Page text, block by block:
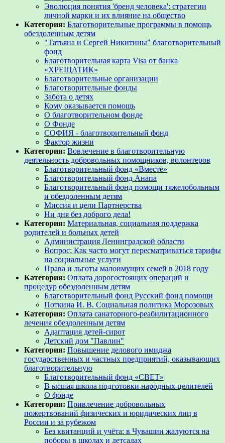
Эволюция понятия 'бренд человека': стратегии
личной марки и их влияние на общество
Категория: Благотворительные программы в помощь
обездоленным детям
"Татьяна и Сергей Никитины" благотворительный
фонд
Благотворительная карта Visa от банка
«ХРЕЩАТИК»
Благотворительные организации
Благотворительные фонды
Забота о детях
Кому оказывается помощь
О благотворительном фонде
О Фонде
СОФИЯ - благотворительный фонд
Фактор жизни
Категория: Вовлечение в благотворительную
деятельность добровольных помощников, волонтеров
Благотворительный фонд «Вместе»
Благотворительный фонд Анапа
Благотворительный фонд помощи тяжелобольным
и обездоленным детям
Миссия и цели Партнерства
Ни дня без доброго дела!
Категория: Материальная, социальная поддержка
родителей и больных детей
Администрация Ленинградской области
Вопрос: Как часто могут пересматриваться тарифы
на социальные услуги
Права и льготы малоимущих семей в 2018 году
Категория: Оплата дорогостоящих операций и
процедур обездоленным детям
Благотворительный фонд Русский фонд помощи
Поткина И. В. Социальная политика Морозовых
Категория: Оплата санаторного-реабилитационного
лечения обездоленным детям
Адаптация детей-сирот
Детский дом "Павлин"
Категория: Повышение делового имиджа
государственных и частных предприятий, оказывающих
благотворительную
Благотворительный фонд «СВЕТ»
В ысшая школа подготовки народных целителей
О фонде
Категория: Привлечение добровольных
пожертвований физических и юридических лиц в
России и за рубежом
Без квитанций и учёта: в Чувашии жалуются на
поборы в школах и детсадах